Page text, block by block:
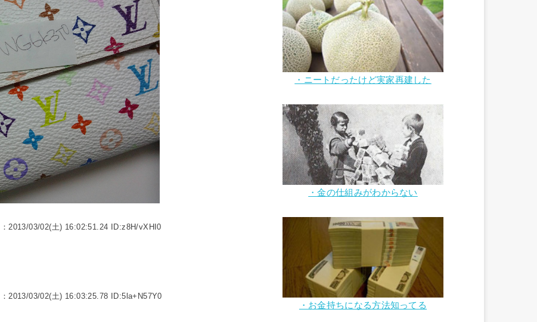
：2013/03/02(土) 16:02:51.24 ID:z8H/vXHI0
：2013/03/02(土) 16:03:25.78 ID:5la+N57Y0
・ニートだったけど実家再建した
・金の仕組みがわからない
・お金持ちになる方法知ってる